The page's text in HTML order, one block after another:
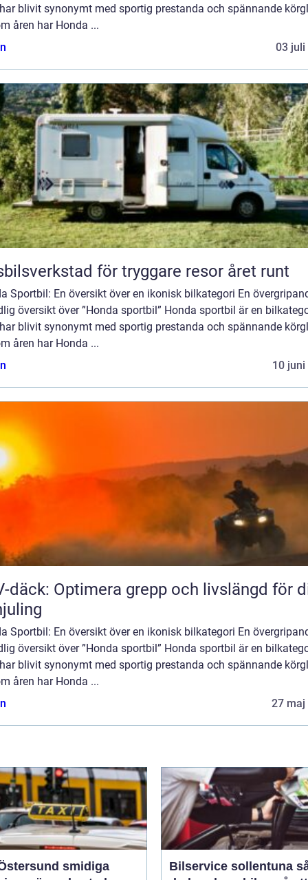
blivit synonymt med sportig prestanda och spännande
åren har Honda ...
03 juli
för tryggare resor året runt
Sportbil: En översikt över en ikonisk bilkategori En
översikt över ”Honda sportbil” Honda sportbil är en
blivit synonymt med sportig prestanda och spännande
åren har Honda ...
10 juni
däck: Optimera grepp och livslängd för
Sportbil: En översikt över en ikonisk bilkategori En
översikt över ”Honda sportbil” Honda sportbil är en
blivit synonymt med sportig prestanda och spännande
åren har Honda ...
27 maj
smidiga
Bilservice sollentuna så tar